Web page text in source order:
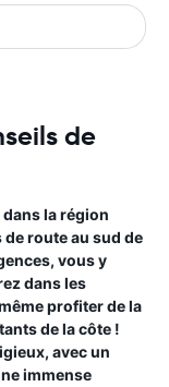
de
dans la région
de route au sud de
vous y
dans les
profiter de la
de la côte !
avec un
immense